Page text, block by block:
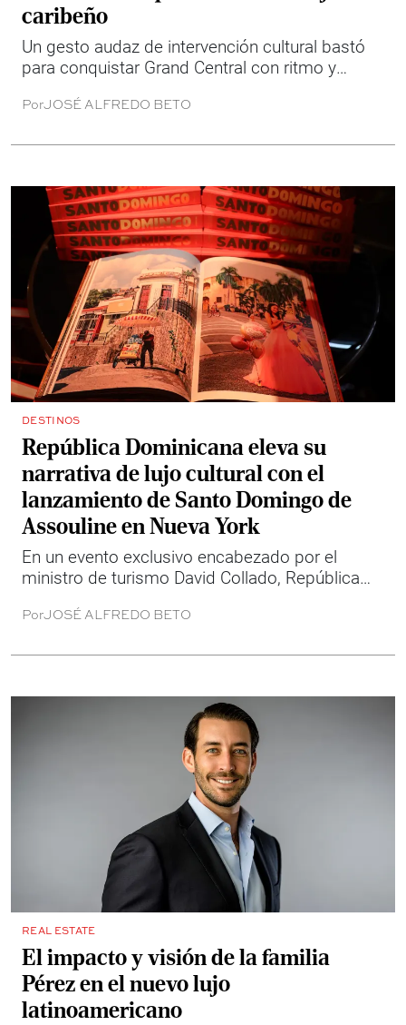
caribeño
Un gesto audaz de intervención cultural bastó
para conquistar Grand Central con ritmo y
PorJOSÉ ALFREDO BETO
DESTINOS
República Dominicana eleva su
narrativa de lujo cultural con el
lanzamiento de Santo Domingo de
Assouline en Nueva York
En un evento exclusivo encabezado por el
ministro de turismo David Collado, República
Santo Domingo, la nueva obra de Assouline que
destino global de historia, estética y
PorJOSÉ ALFREDO BETO
REAL ESTATE
El impacto y visión de la familia
Pérez en el nuevo lujo
latinoamericano